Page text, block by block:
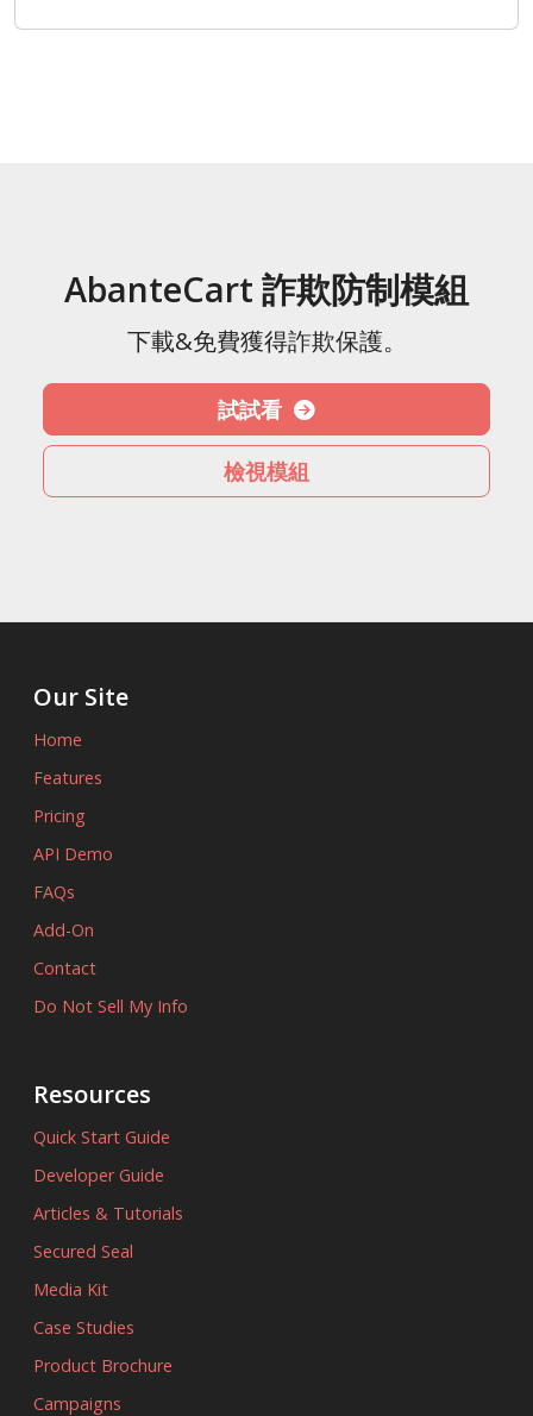
AbanteCart 詐欺防制模組
下載&免費獲得詐欺保護。
試試看
檢視模組
Our Site
Home
Features
Pricing
API Demo
FAQs
Add-On
Contact
Do Not Sell My Info
Resources
Quick Start Guide
Developer Guide
Articles & Tutorials
Secured Seal
Media Kit
Case Studies
Product Brochure
Campaigns